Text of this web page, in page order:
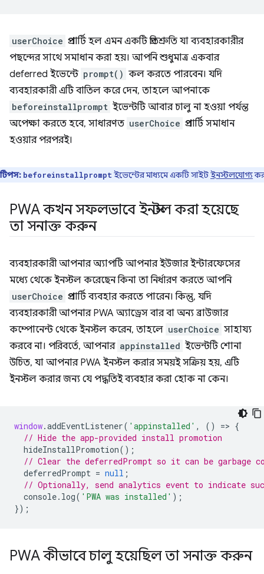
userChoice প্রপার্টি হল এমন একটি প্রতিশ্রুতি যা ব্যবহারকারীর
পছন্দের সাথে সমাধান করা হয়। আপনি শুধুমাত্র একবার
deferred ইভেন্টে prompt() কল করতে পারবেন। যদি
ব্যবহারকারী এটি বাতিল করে দেন, তাহলে আপনাকে
beforeinstallprompt ইভেন্টটি আবার চালু না হওয়া পর্যন্ত
অপেক্ষা করতে হবে, সাধারণত userChoice প্রপার্টি সমাধান
হওয়ার পরপরই।
টিপস: beforeinstallprompt ইভেন্টের মাধ্যমে একটি সাইটইনস্টলযোগ্য
PWA কখন সফলভাবে ইনস্টল করা হয়েছে
তা সনাক্ত করুন
ব্যবহারকারী আপনার অ্যাপটি আপনার ইউজার ইন্টারফেসের
মধ্যে থেকে ইনস্টল করেছেন কিনা তা নির্ধারণ করতে আপনি
userChoice প্রপার্টি ব্যবহার করতে পারেন। কিন্তু, যদি
ব্যবহারকারী আপনার PWA অ্যাড্রেস বার বা অন্য ব্রাউজার
কম্পোনেন্ট থেকে ইনস্টল করেন, তাহলে userChoice সাহায্য
করবে না। পরিবর্তে, আপনার appinstalled ইভেন্টটি শোনা
উচিত, যা আপনার PWA ইনস্টল করার সময়ই সক্রিয় হয়, এটি
ইনস্টল করার জন্য যে পদ্ধতিই ব্যবহার করা হোক না কেন।
window.addEventListener( 'appinstalled' , () => {
// Hide the app-provided install promotion
hideInstallPromotion();
// Clear the deferredPrompt so it can be garbage
deferredPrompt = null ;
// Optionally, send analytics event to indicate
console. log( 'PWA was installed' );
});
PWA কীভাবে চালু হয়েছিল তা সনাক্ত করুন